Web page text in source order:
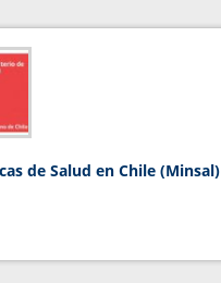
de Salud en Chile (Minsal)